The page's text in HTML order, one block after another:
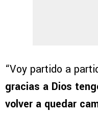
“Voy partido a
gracias a Dios
volver a quedar